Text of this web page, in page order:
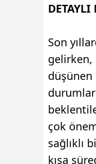
DETAYLI
Son
gelirken,
düşünen
çok
sağlıklı
kısa